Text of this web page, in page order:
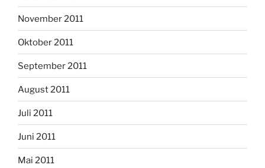
November 2011
Oktober 2011
September 2011
August 2011
Juli 2011
Juni 2011
Mai 2011